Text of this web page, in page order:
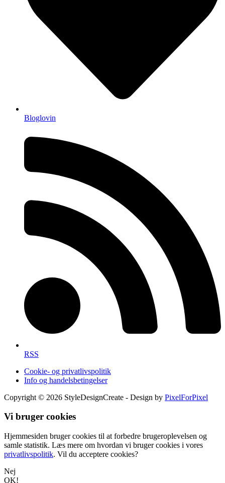
Bloglovin
RSS
Cookie- og privatlivspolitik
Info og handelsbetingelser
Copyright © 2026 StyleDesignCreate - Design by PixelForPixel
Vi bruger cookies
Hjemmesiden bruger cookies til at forbedre brugeroplevelsen og
samle statistik. Læs mere om hvordan vi bruger cookies i vores
privatlivspolitik. Vil du acceptere cookies?
Nej
OK!